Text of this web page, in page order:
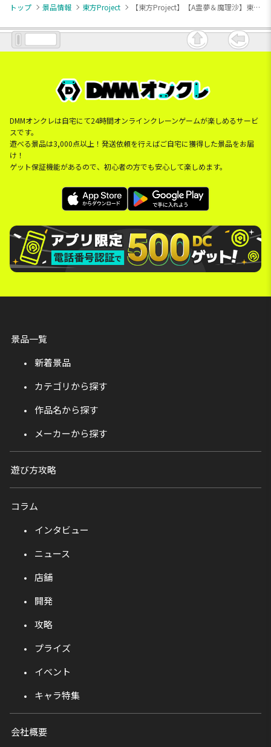
トップ
景品情報 東方Project 【東方Project】【A霊夢＆魔理沙】東方Project 描き下ろしマルチクロスvol.9
DMMオンクレは自宅にて24時間オンラインクレーンゲームが楽しめるサービ
スです。
遊べる景品は3,000点以上！発送依頼を行えばご自宅に獲得した景品をお届
け！
ゲット保証機能があるので、初心者の方でも安心して楽しめます。
景品一覧
新着景品
カテゴリから探す
作品名から探す
メーカーから探す
遊び方攻略
コラム
インタビュー
ニュース
店舗
開発
攻略
プライズ
イベント
キャラ特集
会社概要